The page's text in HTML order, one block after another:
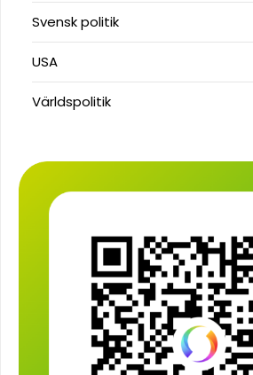
Svensk politik
USA
Världspolitik